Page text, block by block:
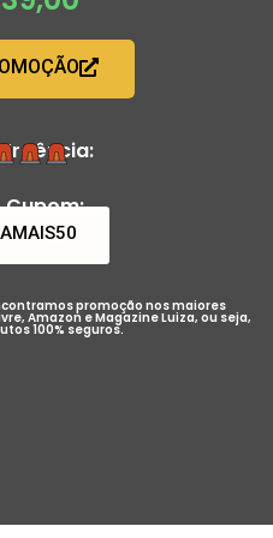
promoção nos maiores
Amazon e Magazine Luiza, ou seja,
100% seguros.